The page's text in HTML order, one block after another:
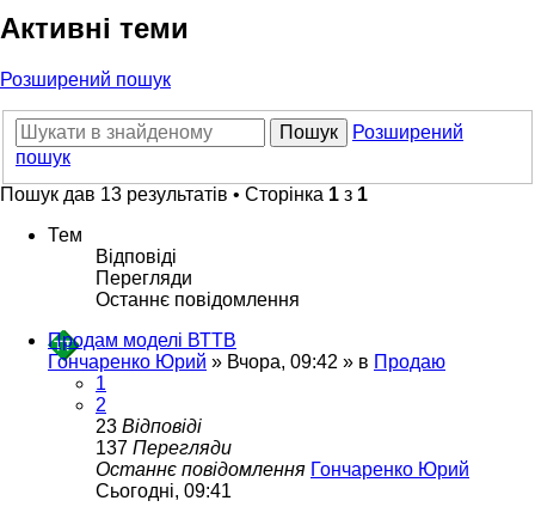
Активні теми
Розширений пошук
Пошук
Розширений
пошук
Пошук дав 13 результатів • Сторінка 1 з 1
Тем
Відповіді
Перегляди
Останнє повідомлення
Продам моделі ВТТВ
Гончаренко Юрий » Вчора, 09:42 » в Продаю
1
2
23 Відповіді
137 Перегляди
Останнє повідомлення Гончаренко Юрий
Сьогодні, 09:41